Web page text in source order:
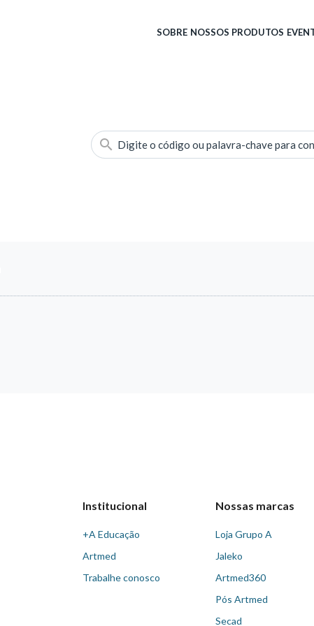
SOBRE NOSSOS PRODUTOS
Digite o código ou palavra-chave para
Institucional
+A Educação
Artmed
Trabalhe conosco
Nossas marcas
Loja Grupo A
Jaleko
Artmed360
Pós Artmed
Secad